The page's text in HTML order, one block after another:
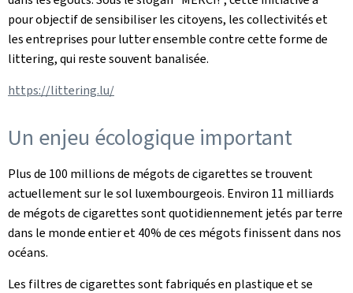
pour objectif de sensibiliser les citoyens, les collectivités et
les entreprises pour lutter ensemble contre cette forme de
littering, qui reste souvent banalisée.
https://littering.lu/
Un enjeu écologique important
Plus de 100 millions de mégots de cigarettes se trouvent
actuellement sur le sol luxembourgeois. Environ 11 milliards
de mégots de cigarettes sont quotidiennement jetés par terre
dans le monde entier et 40% de ces mégots finissent dans nos
océans.
Les filtres de cigarettes sont fabriqués en plastique et se